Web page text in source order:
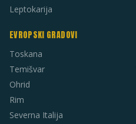
Leptokarija
EVROPSKI GRADOVI
Toskana
Temišvar
Ohrid
Rim
Severna Italija